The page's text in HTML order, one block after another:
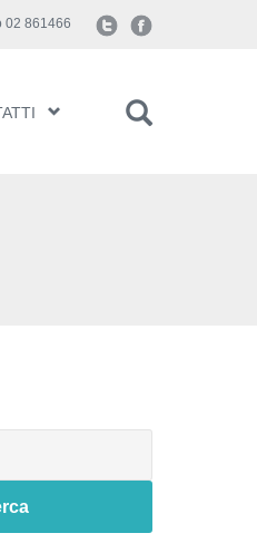
02 861466